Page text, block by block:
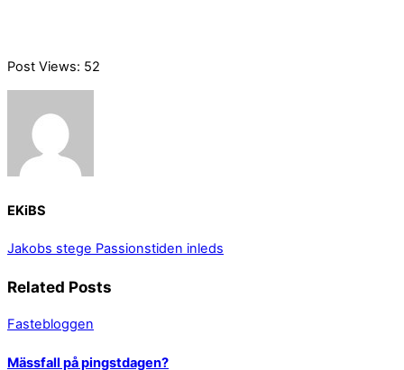
Post Views: 52
EKiBS
Jakobs stege Passionstiden inleds
Related Posts
Fastebloggen
Mässfall på pingstdagen?